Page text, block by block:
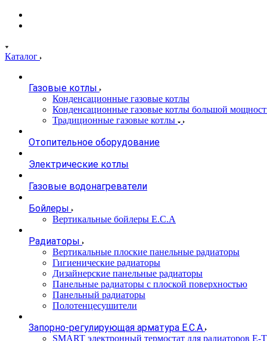
Каталог
Газовые котлы
Конденсационные газовые котлы
Конденсационные газовые котлы большой
Традиционные газовые котлы
Отопительное оборудование
Электрические котлы
Газовые водонагреватели
Бойлеры
Вертикальные бойлеры E.C.A
Радиаторы
Вертикальные плоские панельные радиаторы
Гигиенические радиаторы
Дизайнерские панельные радиаторы
Панельные радиаторы с плоской поверхностью
Панельный радиаторы
Полотенцесушители
Запорно-регулирующая арматура E.C.A
SMART электронный термостат для радиаторов E-